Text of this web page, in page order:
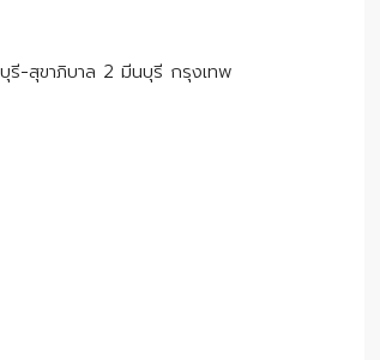
รี-สุขาภิบาล 2 มีนบุรี กรุงเทพ